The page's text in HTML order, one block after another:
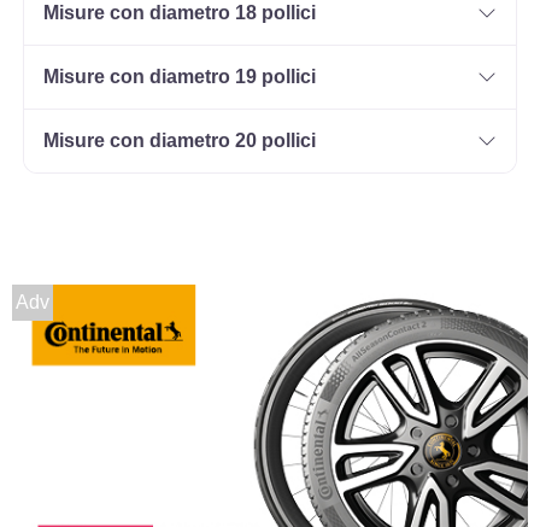
205/60 R16 92H M+S
225/55 R16 99V M+S
Disponibile
225/60 R16 98H M+S
Misure con diametro 18 pollici
Misure con diametro 19 pollici
Misure con diametro 20 pollici
Adv